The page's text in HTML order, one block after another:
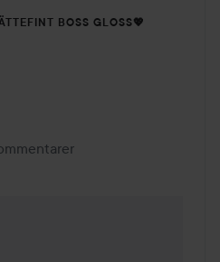
BOSS GLOSS💖
lades 3 år